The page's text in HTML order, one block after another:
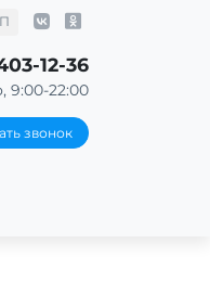
12-36
9:00-22:00
звонок